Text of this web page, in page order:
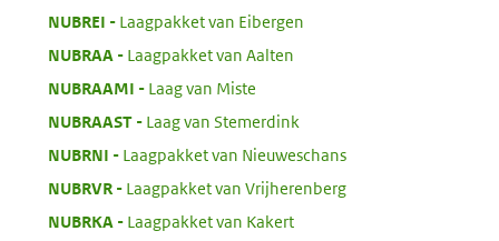
NUBREI
Laagpakket van Eibergen
NUBRAA
Laagpakket van Aalten
NUBRAAMI
Laag van Miste
NUBRAAST:
Laag van Stemerdink
NUBRNI
Laagpakket van Nieuweschans
NUBRVR:
Laagpakket van Vrijherenberg
NUBRKA
Laagpakket van Kakert